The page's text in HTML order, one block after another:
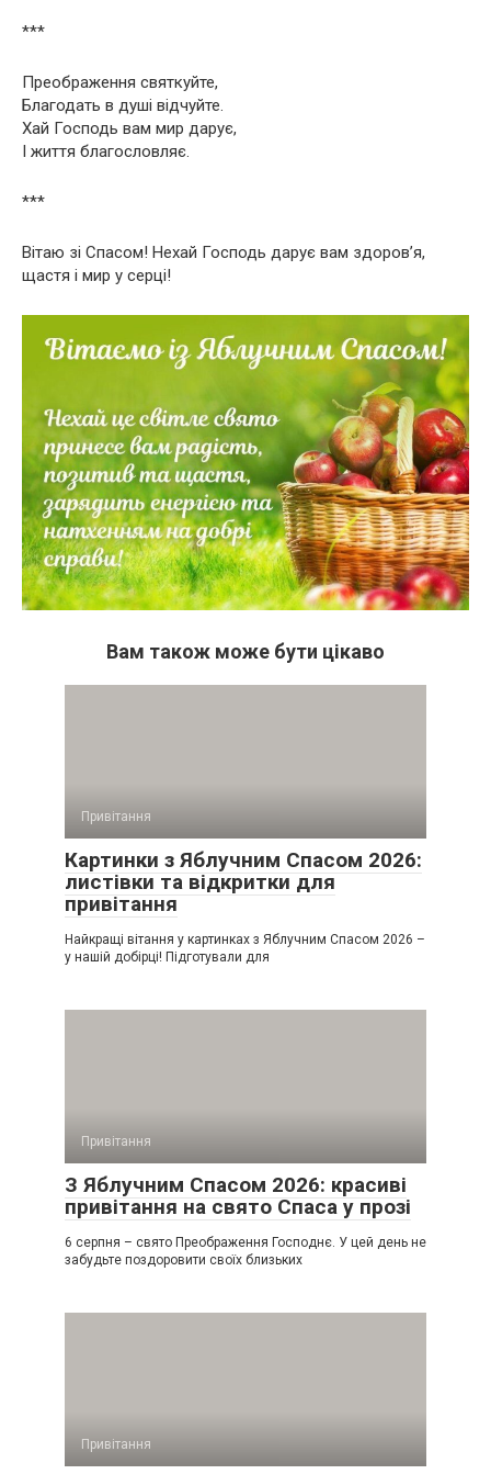
***
Преображення святкуйте,
Благодать в душі відчуйте.
Хай Господь вам мир дарує,
І життя благословляє.
***
Вітаю зі Спасом! Нехай Господь дарує вам здоров’я,
щастя і мир у серці!
Вам також може бути цікаво
Привітання
Картинки з Яблучним Спасом 2026:
листівки та відкритки для
привітання
Найкращі вітання у картинках з Яблучним Спасом 2026 –
у нашій добірці! Підготували для
Привітання
З Яблучним Спасом 2026: красиві
привітання на свято Спаса у прозі
6 серпня – свято Преображення Господнє. У цей день не
забудьте поздоровити своїх близьких
Привітання